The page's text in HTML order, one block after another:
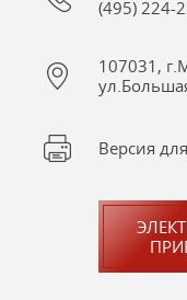
(495) 224-
107031,
Версия